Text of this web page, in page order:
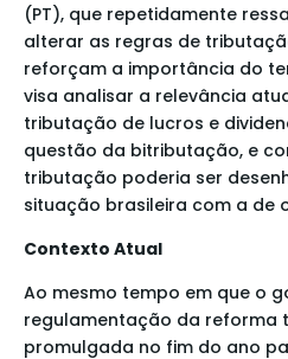
(PT), que repetidamente
alterar as regras de
reforçam a importância do
visa analisar a relevância
tributação de lucros e
questão da bitributação, e
tributação poderia ser
situação brasileira com a de
Contexto Atual
Ao mesmo tempo em que o
regulamentação da reforma
promulgada no fim do ano